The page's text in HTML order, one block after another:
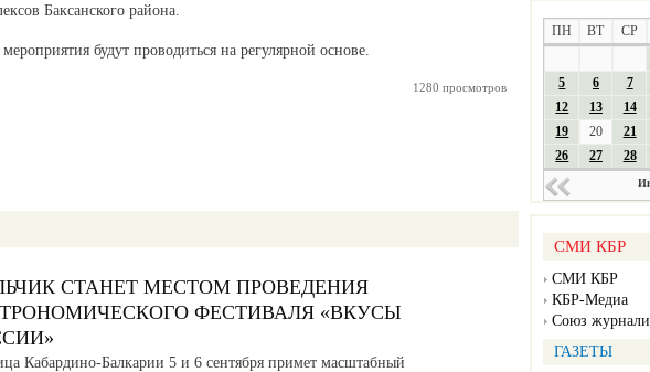
ПН ВТ СР
5
6 7
12
13 14
19
20 21
26
27 28
СМИ КБР
СМИ КБР
КБР-Медиа
Союз
ГАЗЕТЫ
Баксанского района.
будут проводиться на регулярной основе.
1280 просмотров
СТАНЕТ МЕСТОМ ПРОВЕДЕНИЯ
ФЕСТИВАЛЯ «ВКУСЫ
Кабардино-Балкарии 5 и 6 сентября примет масштабный